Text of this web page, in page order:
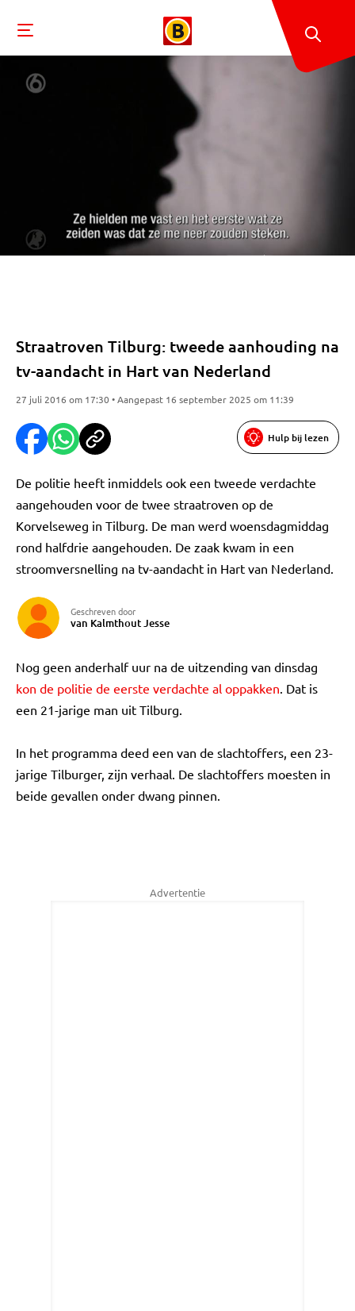
Straatroven Tilburg: tweede aanhouding na
tv-aandacht in Hart van Nederland
27 juli 2016 om 17:30 • Aangepast 16 september 2025 om 11:39
Hulp bij lezen
De politie heeft inmiddels ook een tweede verdachte
aangehouden voor de twee straatroven op de
Korvelseweg in Tilburg. De man werd woensdagmiddag
rond halfdrie aangehouden. De zaak kwam in een
stroomversnelling na tv-aandacht in Hart van Nederland.
Geschreven door
van Kalmthout Jesse
Nog geen anderhalf uur na de uitzending van dinsdag
kon de politie de eerste verdachte al oppakken. Dat is
een 21-jarige man uit Tilburg.
In het programma deed een van de slachtoffers, een 23-
jarige Tilburger, zijn verhaal. De slachtoffers moesten in
beide gevallen onder dwang pinnen.
Advertentie